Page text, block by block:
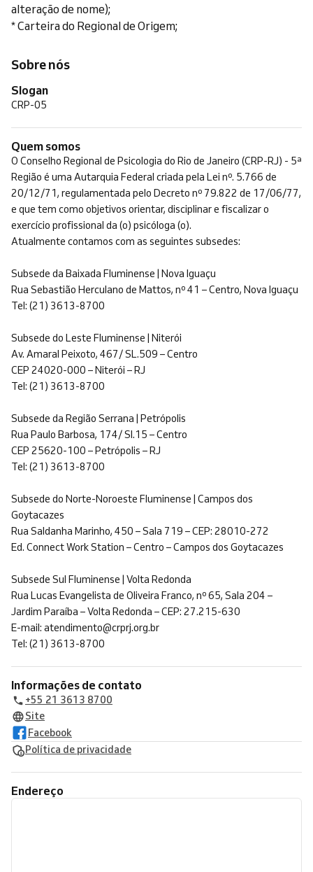
alteração de nome);
* Carteira do Regional de Origem;
Sobre nós
Slogan
CRP-05
Quem somos
O Conselho Regional de Psicologia do Rio de Janeiro (CRP-RJ) - 5ª
Região é uma Autarquia Federal criada pela Lei nº. 5.766 de
20/12/71, regulamentada pelo Decreto nº 79.822 de 17/06/77,
e que tem como objetivos orientar, disciplinar e fiscalizar o
exercício profissional da (o) psicóloga (o).
Atualmente contamos com as seguintes subsedes:
Subsede da Baixada Fluminense | Nova Iguaçu
Rua Sebastião Herculano de Mattos, nº 41 – Centro, Nova Iguaçu
Tel: (21) 3613-8700
Subsede do Leste Fluminense | Niterói
Av. Amaral Peixoto, 467/ SL.509 – Centro
CEP 24020-000 – Niterói – RJ
Tel: (21) 3613-8700
Subsede da Região Serrana | Petrópolis
Rua Paulo Barbosa, 174/ Sl.15 – Centro
CEP 25620-100 – Petrópolis – RJ
Tel: (21) 3613-8700
Subsede do Norte-Noroeste Fluminense | Campos dos
Goytacazes
Rua Saldanha Marinho, 450 – Sala 719 – CEP: 28010-272
Ed. Connect Work Station – Centro – Campos dos Goytacazes
Subsede Sul Fluminense | Volta Redonda
Rua Lucas Evangelista de Oliveira Franco, nº 65, Sala 204 –
Jardim Paraíba – Volta Redonda – CEP: 27.215-630
E-mail: atendimento@crprj.org.br
Tel: (21) 3613-8700
Informações de contato
+55 21 3613 8700
Site
Facebook
Política de privacidade
Endereço